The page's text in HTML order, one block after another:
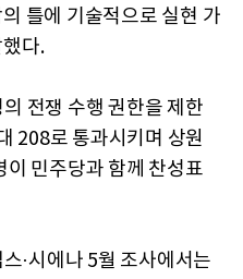
틀에 기술적으로 실현 가
다.
전쟁 수행 권한을 제한
208로 통과시키며 상원
이 민주당과 함께 찬성표
·시에나 5월 조사에서는